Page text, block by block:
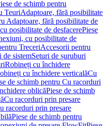
de schimb pentru
TeuriAdaptoare, fără posibilitate
Adaptoare, fără posibilitate de
posibilitate de desfacerePiese
cu posibilitate de
TreceriAccesorii pentru
de sistemSeturi de șuruburi
Robineți cu închidere
cu închidere verticalăCu
de schimb pentru Cu racorduri
oblicăPiese de schimb
Cu racorduri prin presare
racorduri prin presare
Piese de schimb pentru